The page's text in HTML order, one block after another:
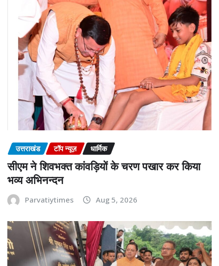
उत्तराखंड टॉप न्यूज़ धार्मिक
सीएम ने शिवभक्त कांवड़ियों के चरण पखार कर किया
भव्य अभिनन्दन
Parvatiytimes Aug 5, 2026